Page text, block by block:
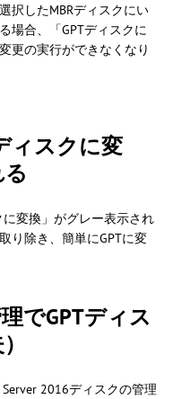
択したMBRディスクにい
場合、「GPTディスクに
更の実行ができなくなり
ィスクに変
変換」がグレー表示され
り除き、簡単にGPTに変
でGPTディス
2016ディスクの管理